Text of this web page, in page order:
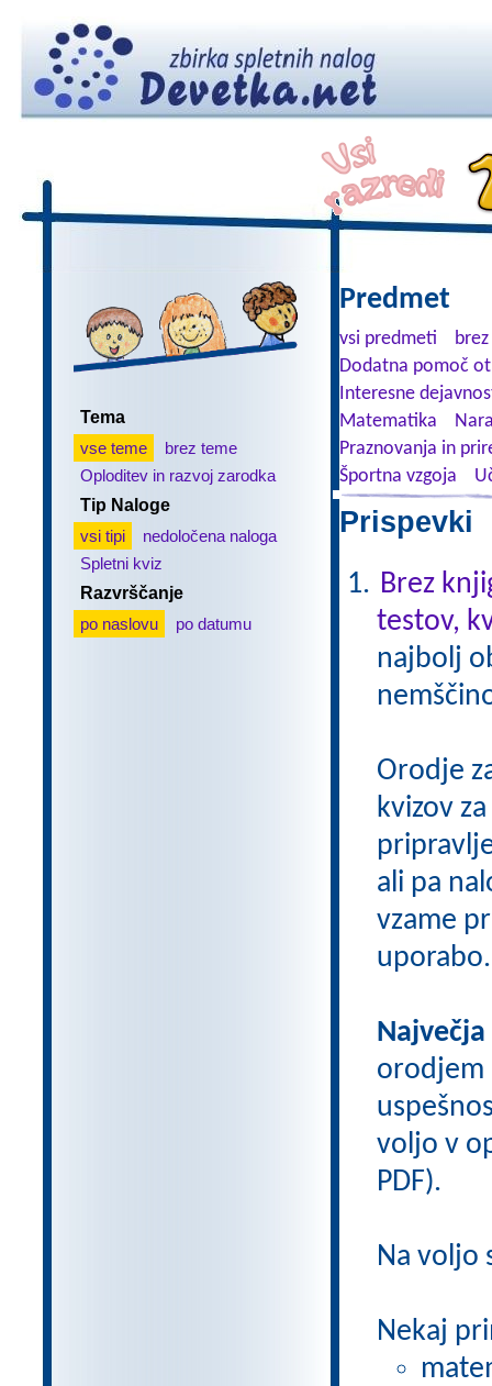
Tema
vse teme
brez teme
Oploditev in razvoj zarodka
Tip Naloge
vsi tipi
nedoločena naloga
Spletni kviz
Razvrščanje
po naslovu
po datumu
Predmet
vsi predmeti
Dodatna pomoč
Interesne
Matematika
Praznovanja in
Športna vzgoja
Prispevki
Brez
testov,
najbolj
Orodje
kvizov za
ali pa
vzame
uporabo.
orodjem
voljo v
PDF).
Na voljo
Nekaj